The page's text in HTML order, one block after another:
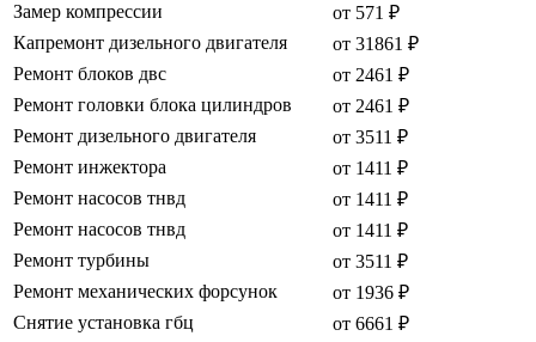
Замер компрессии
от 571 ₽
Капремонт дизельного двигателя
от 31861 ₽
Ремонт блоков двс
от 2461 ₽
Ремонт головки блока цилиндров
от 2461 ₽
Ремонт дизельного двигателя
от 3511 ₽
Ремонт инжектора
от 1411 ₽
Ремонт насосов тнвд
от 1411 ₽
Ремонт насосов тнвд
от 1411 ₽
Ремонт турбины
от 3511 ₽
Ремонт механических форсунок
от 1936 ₽
Снятие установка гбц
от 6661 ₽